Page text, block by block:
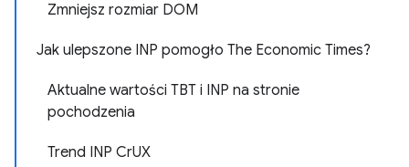
Zmniejsz rozmiar DOM
Jak ulepszone INP pomogło The Economic Times?
Aktualne wartości TBT i INP na stronie
pochodzenia
Trend INP CrUX